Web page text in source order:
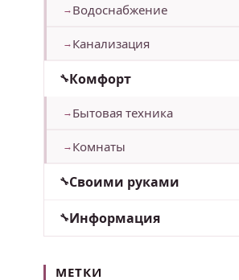
Водоснабжение
Канализация
Комфорт
Бытовая техника
Комнаты
Своими руками
Информация
МЕТКИ